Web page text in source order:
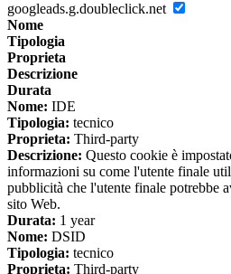
googleads.g.doubleclick.net
Nome
Tipologia
Proprieta
Descrizione
Durata
Nome: IDE
Tipologia: tecnico
Proprieta: Third-party
Descrizione: Questo cookie è
informazioni su come l'utente finale
pubblicità che l'utente finale potrebbe
sito Web.
Durata: 1 year
Nome: DSID
Tipologia: tecnico
Proprieta: Third-party